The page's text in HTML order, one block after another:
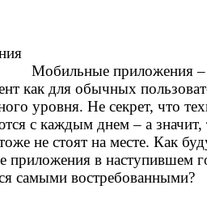
Мобильные приложения –
как для обычных
уровня. Не секрет, что
с каждым днем – а
не стоят на месте. Как
приложения в наступившем
самыми востребованными?